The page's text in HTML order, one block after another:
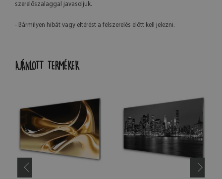
szerelőszalaggal javasoljuk.
- Bármilyen hibát vagy eltérést a felszerelés előtt kell jelezni.
AJÁNLOTT TERMÉKEK